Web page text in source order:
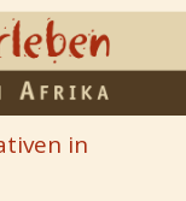
in